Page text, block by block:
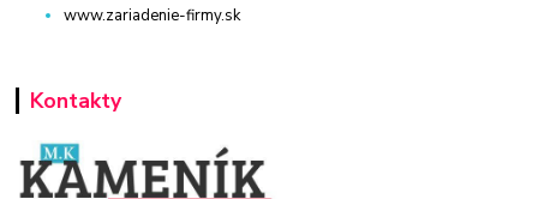
www.zariadenie-firmy.sk
Kontakty